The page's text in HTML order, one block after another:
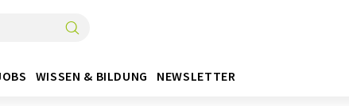
WISSEN & BILDUNG NEWSLETTER